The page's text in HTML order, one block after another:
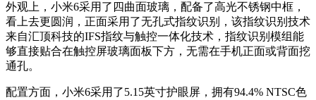
外观上，小米6采用了四曲面玻璃，配备了高光不锈钢中框，
看上去更圆润，正面采用了无孔式指纹识别，该指纹识别技术
来自汇顶科技的IFS指纹与触控一体化技术，指纹识别模组能
够直接贴合在触控屏玻璃面板下方，无需在手机正面或背面挖
通孔。
配置方面，小米6采用了5.15英寸护眼屏，拥有94.4% NTSC色